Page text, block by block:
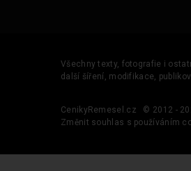
Všechny texty, fotografie i
další šíření, modifikace,
CenikyRemesel.cz © 2012 -
Změnit souhlas s používáním